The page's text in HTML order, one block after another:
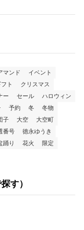
マンド
イベント
ト
クリスマス
ー セール
ハロウィン
予約 冬
冬物
子 大空
大空町
番号
徳永ゆうき
踊り 花火 限定
す）